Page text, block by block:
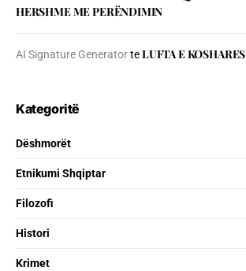
HERSHME ME PERËNDIMIN
AI Signature GeneratorteLUFTA E KOSHARES
Kategoritë
Dëshmorët
Etnikumi Shqiptar
Filozofi
Histori
Krimet